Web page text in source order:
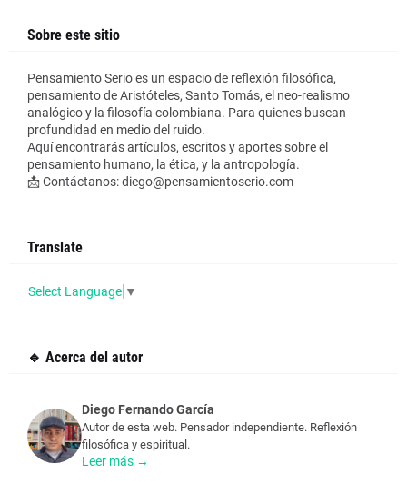
Sobre este sitio
Pensamiento Serio es un espacio de reflexión filosófica,
pensamiento de Aristóteles, Santo Tomás, el neo-realismo
analógico y la filosofía colombiana. Para quienes buscan
profundidad en medio del ruido.
Aquí encontrarás artículos, escritos y aportes sobre el
pensamiento humano, la ética, y la antropología.
📩 Contáctanos: diego@pensamientoserio.com
Translate
Select Language ▼
🔹 Acerca del autor
Diego Fernando García
Autor de esta web. Pensador independiente. Reflexión
filosófica y espiritual.
Leer más →